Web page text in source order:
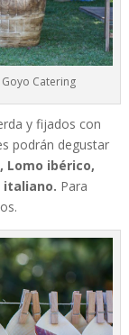
Catering
y fijados con
podrán degustar
Lomo ibérico,
italiano. Para